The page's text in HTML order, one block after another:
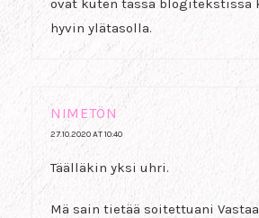
ovat kuten tässä blogitekstissä
hyvin ylätasolla.
NIMETÖN
27.10.2020 AT 10:40
Täälläkin yksi uhri.
Mä sain tietää soitettuani